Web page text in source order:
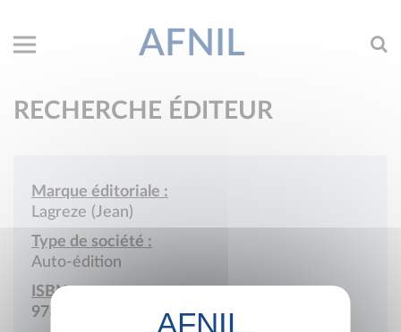
AFNIL
RECHERCHE ÉDITEUR
Marque éditoriale :
Lagreze (Jean)
Type de société :
Auto-édition
ISBN :
978-2-9507601